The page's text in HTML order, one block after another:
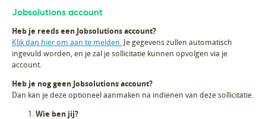
Jobsolutions account
Heb je reeds een Jobsolutions account?
Klik dan hier om aan te melden.
Je gegevens zullen automatisch
ingevuld worden, en je zal je sollicitatie kunnen opvolgen via je
account.
Heb je nog geen Jobsolutions account?
Dan kan je deze optioneel aanmaken na indienen van deze sollicitatie.
Wie ben jij?